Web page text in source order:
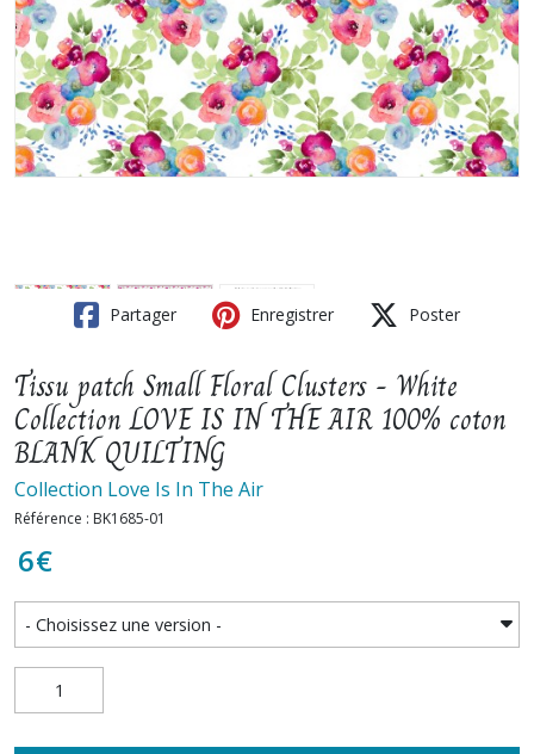
Partager Enregistrer Poster
Tissu patch Small Floral Clusters - White
Collection LOVE IS IN THE AIR 100% coton
BLANK QUILTING
Collection Love Is In The Air
Référence : BK1685-01
6€